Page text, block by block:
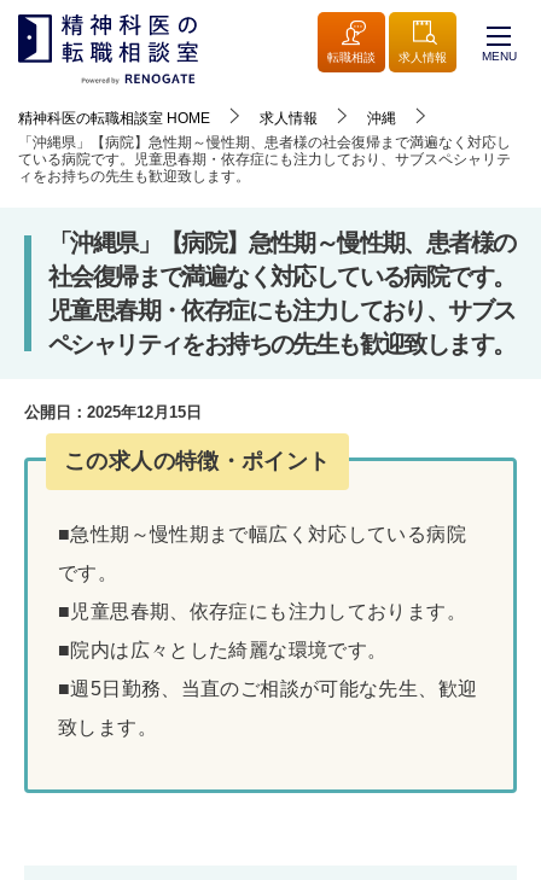
転職相談 求人情報 MENU
精神科医の転職相談室 HOME 求人情報
沖縄
「沖縄県」【病院】急性期～慢性期、患者様の社会復帰まで満遍なく対応し
ている病院です。児童思春期・依存症にも注力しており、サブスペシャリテ
ィをお持ちの先生も歓迎致します。
「沖縄県」【病院】急性期～慢性期、患者様の
社会復帰まで満遍なく対応している病院です。
児童思春期・依存症にも注力しており、サブス
ペシャリティをお持ちの先生も歓迎致します。
公開日： 2025年12月15日
この求人の特徴・ポイント
■急性期～慢性期まで幅広く対応している病院
です。
■児童思春期、依存症にも注力しております。
■院内は広々とした綺麗な環境です。
■週5日勤務、当直のご相談が可能な先生、歓迎
致します。